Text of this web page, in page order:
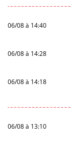
06/08 à 14:40
06/08 à 14:28
06/08 à 14:18
06/08 à 13:10